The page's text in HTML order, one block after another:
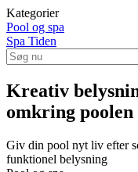
Kategorier
Pool og spa
Spa Tiden
Kreativ
omkring
Giv din pool nyt liv efter
funktionel belysning